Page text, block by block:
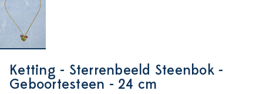
Ketting - Sterrenbeeld Steenbok -
Geboortesteen - 24 cm